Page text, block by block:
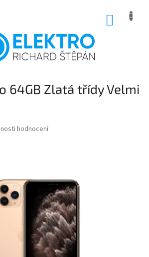
64GB Zlatá třídy Velmi
hodnocení